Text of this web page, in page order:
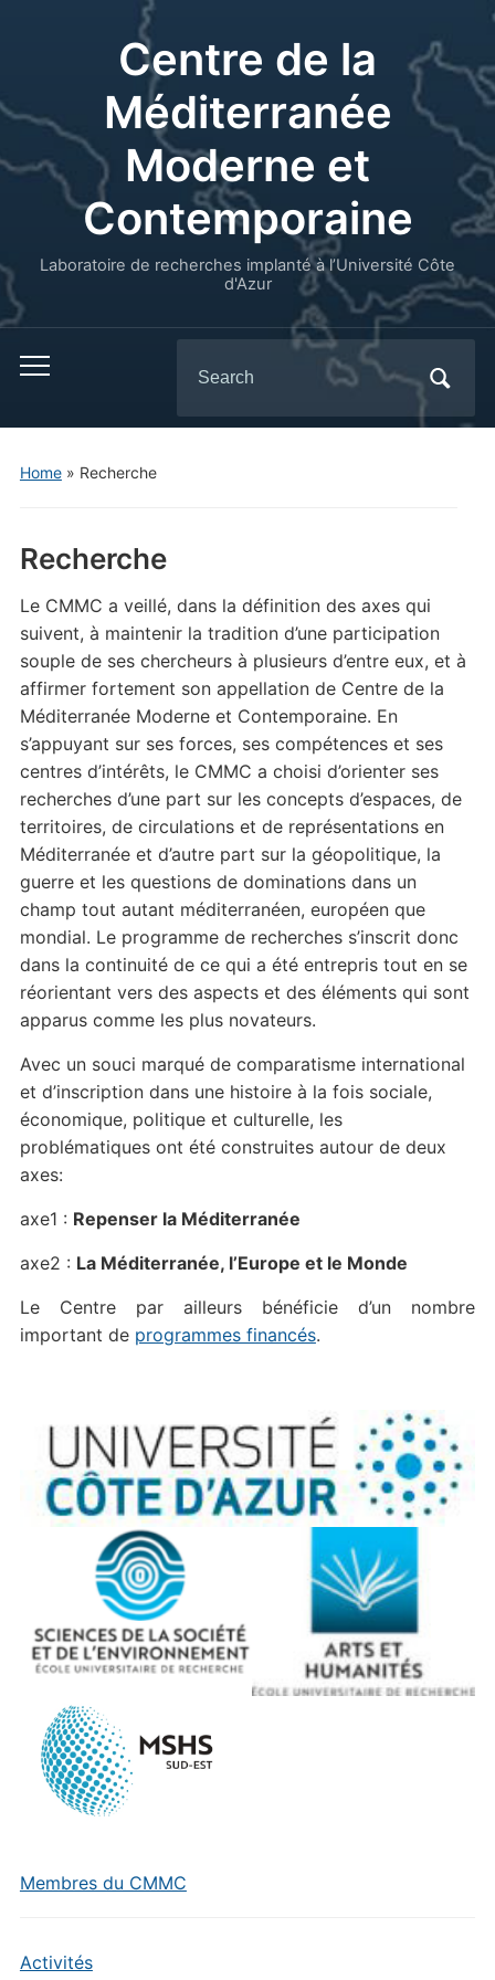
Centre de la
Méditerranée
Moderne et
Contemporaine
Laboratoire de recherches implanté à l’Université Côte
d'Azur
for:
Home» Recherche
Membres du CMMC
Activités
Recherche
Le CMMC a veillé, dans la définition des axes qui
suivent, à maintenir la tradition d’une participation
souple de ses chercheurs à plusieurs d’entre eux, et à
affirmer fortement son appellation de Centre de la
Méditerranée Moderne et Contemporaine. En
s’appuyant sur ses forces, ses compétences et ses
centres d’intérêts, le CMMC a choisi d’orienter ses
recherches d’une part sur les concepts d’espaces, de
territoires, de circulations et de représentations en
Méditerranée et d’autre part sur la géopolitique, la
guerre et les questions de dominations dans un
champ tout autant méditerranéen, européen que
mondial. Le programme de recherches s’inscrit donc
dans la continuité de ce qui a été entrepris tout en se
réorientant vers des aspects et des éléments qui sont
apparus comme les plus novateurs.
Avec un souci marqué de comparatisme international
et d’inscription dans une histoire à la fois sociale,
économique, politique et culturelle, les
problématiques ont été construites autour de deux
axes:
axe1 : Repenser la Méditerranée
axe2 : La Méditerranée, l’Europe et le Monde
Le Centre par ailleurs bénéficie d’un nombre
important de programmes financés.